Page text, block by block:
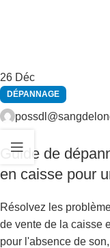
26 Déc
DÉPANNAGE
Guide de
en caisse pour
Résolvez les
de vente de la caisse
pour l'absence de